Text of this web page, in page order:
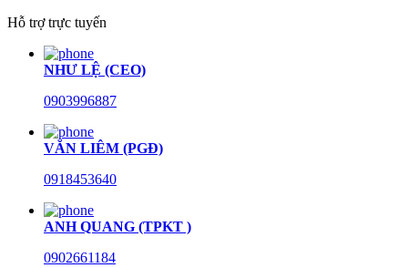
Hỗ trợ trực tuyến
NHƯ LỆ (CEO)
0903996887
VĂN LIÊM (PGĐ)
0918453640
ANH QUANG (TPKT )
0902661184